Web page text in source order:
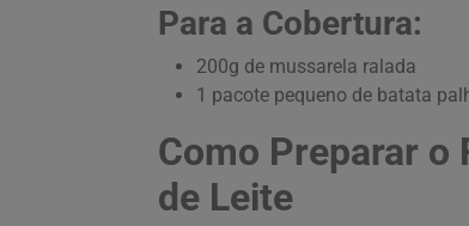
Para a Cobertura:
200g de mussarela ralada
1 pacote pequeno de batata
Como Preparar o
de Leite